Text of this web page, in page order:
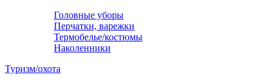
Головные уборы
Перчатки, варежки
Термобелье/костюмы
Наколенники
Туризм/охота